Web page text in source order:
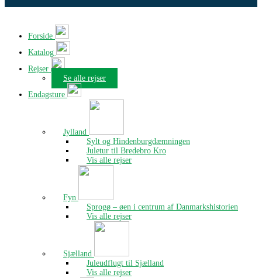
Forside
Katalog
Rejser
Se alle rejser
Endagsture
Jylland
Sylt og Hindenburgdæmningen
Juletur til Bredebro Kro
Vis alle rejser
Fyn
Sprogø – øen i centrum af Danmarkshistorien
Vis alle rejser
Sjælland
Juleudflugt til Sjælland
Vis alle rejser